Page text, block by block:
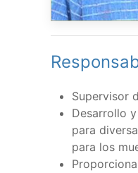
Supervisor
Desarrollo
para
para los